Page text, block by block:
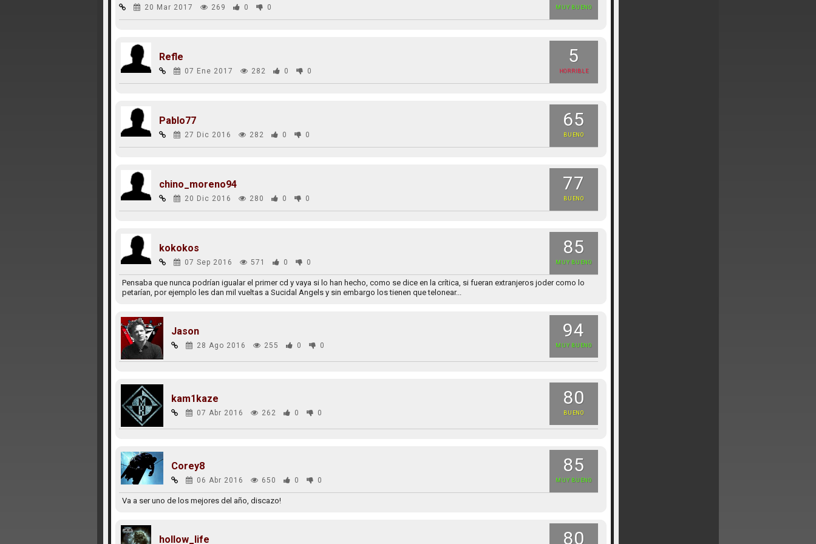
MUY BUENO
20 Mar 2017 269 0 0
5
HORRIBLE
Refle
07 Ene 2017 282 0 0
65
BUENO
Pablo77
27 Dic 2016 282 0 0
77
BUENO
chino_moreno94
20 Dic 2016 280 0 0
85
MUY BUENO
kokokos
07 Sep 2016 571 0 0
Pensaba que nunca podrían igualar el primer cd y vaya si lo han hecho, como se dice en la crítica, si fueran extranjeros joder como lo
petarían, por ejemplo les dan mil vueltas a Sucidal Angels y sin embargo los tienen que telonear...
94
MUY BUENO
Jason
28 Ago 2016 255 0 0
80
BUENO
kam1kaze
07 Abr 2016 262 0 0
85
MUY BUENO
Corey8
06 Abr 2016 650 0 0
Va a ser uno de los mejores del año, discazo!
80
hollow_life